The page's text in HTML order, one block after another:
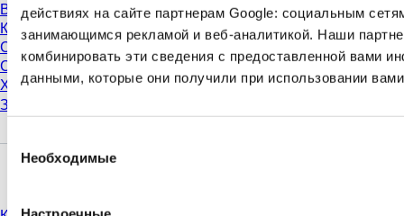
действиях на сайте партнерам Google: социальным
занимающимся рекламой и веб-аналитикой. Наши
комбинировать эти сведения с предоставленной вами
данными, которые они получили при использовании
Выбор
согласия
Необходимые
Видео о нашей продукции
Контроль качества
Свойства материалов
Степени чистоты и сертификаты
Химическая стойкость продукции
Замораживание пробирок SARSTEDT
Компания и карьера